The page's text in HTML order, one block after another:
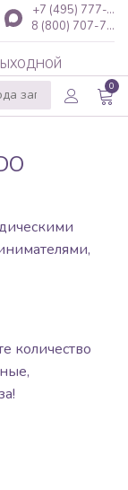
+7 (495) 777-...
8 (800) 707-7...
0
количество